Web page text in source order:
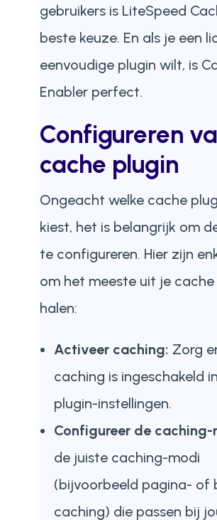
gebruikers is LiteSpeed
beste keuze. En als je een
eenvoudige plugin wilt, is
Enabler perfect.
Configureren
cache plugin
Ongeacht welke cache
kiest, het is belangrijk om
te configureren. Hier zijn
om het meeste uit je
halen:
Activeer caching: Zorg
caching is ingeschakeld
plugin-instellingen.
Configureer de caching-
de juiste caching-modi
(bijvoorbeeld pagina- of
caching) die passen bij